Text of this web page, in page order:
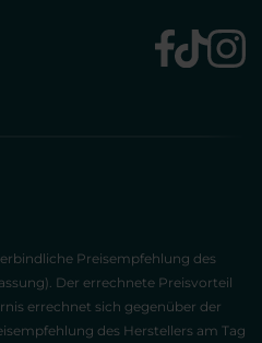
Preisempfehlung des
Der errechnete Preisvorteil
errechnet sich gegenüber der
des Herstellers am Tag